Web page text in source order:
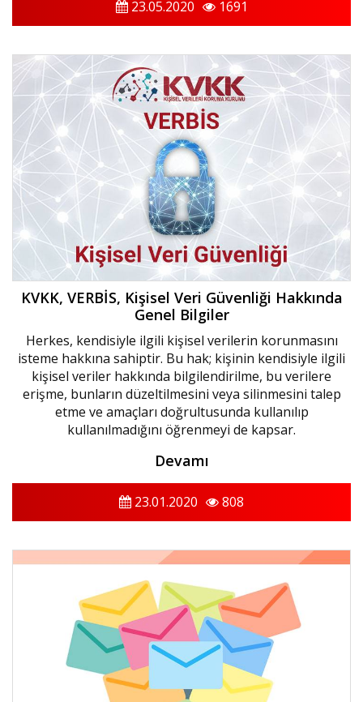
23.05.2020 1691
KVKK, VERBİS, Kişisel Veri Güvenliği Hakkında
Genel Bilgiler
Herkes, kendisiyle ilgili kişisel verilerin korunmasını
isteme hakkına sahiptir. Bu hak; kişinin kendisiyle ilgili
kişisel veriler hakkında bilgilendirilme, bu verilere
erişme, bunların düzeltilmesini veya silinmesini talep
etme ve amaçları doğrultusunda kullanılıp
kullanılmadığını öğrenmeyi de kapsar.
Devamı
23.01.2020 808